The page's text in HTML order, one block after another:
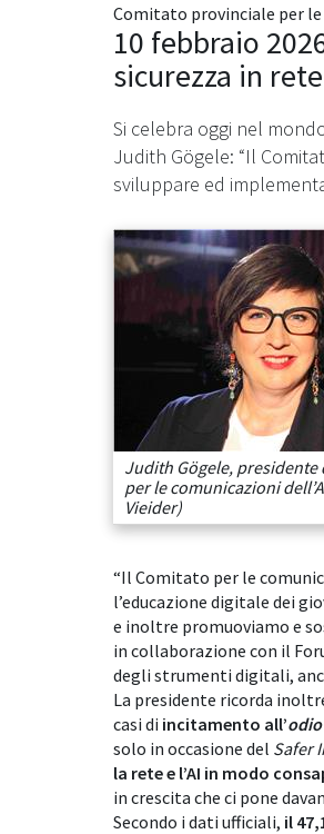
Comitato provinciale per le
10 febbraio
sicurezza in rete
Si celebra oggi nel
Judith Gögele: “Il
sviluppare ed
Judith Gögele,
per le comunicazioni
Vieider)
“Il Comitato per le
l’educazione digitale dei
e inoltre promuoviamo e
in collaborazione con il
degli strumenti digitali,
La presidente ricorda
casi di incitamento all’
solo in occasione del Safer
la rete e l’AI in modo
in crescita che ci pone
Secondo i dati ufficiali, il